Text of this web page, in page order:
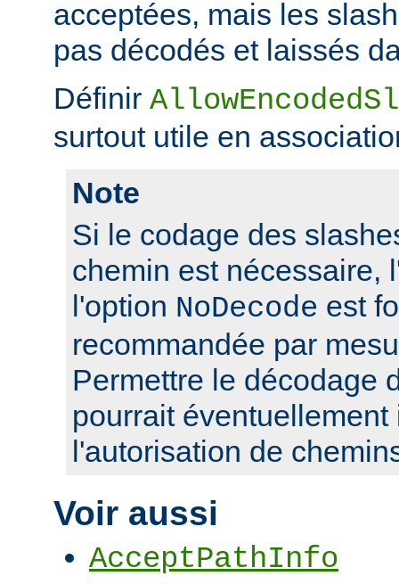
acceptées, mais les
pas décodés et laissés
Définir
surtout utile en
Note
Si le codage des
chemin est nécessaire,
l'option NoDecode est
recommandée par
Permettre le décodage
pourrait éventuellement
l'autorisation de
Voir aussi
AcceptPathInfo